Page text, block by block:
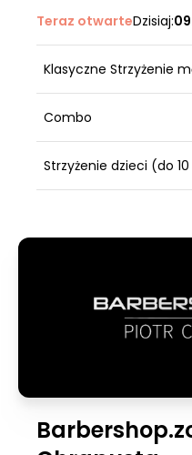
Teraz otwarteDzisiaj:
Klasyczne Strzyżenie
Combo
Strzyżenie dzieci (do